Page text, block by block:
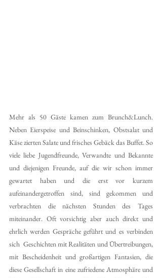
Mehr als 50 Gäste kamen zum Brunch&Lunch.
Neben Eierspeise und Beinschinken, Obstsalat und
Käse zierten Salate und frisches Gebäck das Buffet. So
viele liebe Jugendfreunde, Verwandte und Bekannte
und diejenigen Freunde, auf die wir schon immer
gewartet haben und die erst vor kurzem
aufeinandergetroffen sind, sind gekommen und
verbrachten die nächsten Stunden des Tages
miteinander. Oft vorsichtig aber auch direkt und
ehrlich werden Gespräche geführt und es verbinden
sich  Geschichten mit Realitäten und Übertreibungen,
mit Bescheidenheit und großartigen Fantasien, die
diese Gesellschaft in eine zufriedene Atmosphäre und